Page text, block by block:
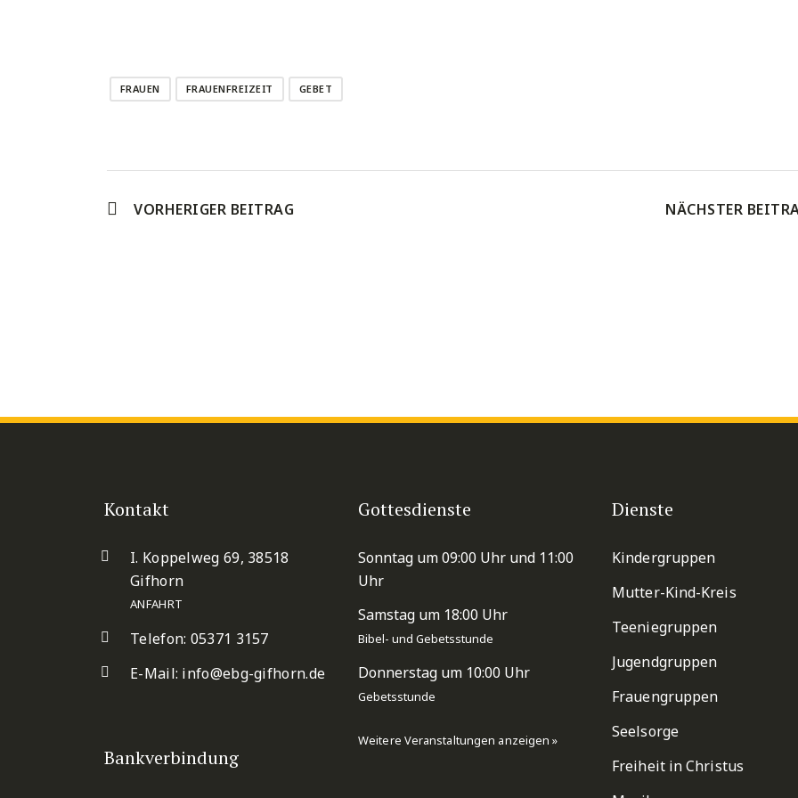
FRAUEN FRAUENFREIZEIT GEBET
VORHERIGER BEITRAG NÄCHSTER
Kontakt
I. Koppelweg 69, 38518
Gifhorn
ANFAHRT
Telefon: 05371 3157
E-Mail: info@ebg-gifhorn.de
Bankverbindung
Gottesdienste
Sonntag um 09:00 Uhr und 11:00
Uhr
Samstag um 18:00 Uhr
Bibel- und Gebetsstunde
Donnerstag um 10:00 Uhr
Gebetsstunde
Weitere Veranstaltungen anzeigen »
Dienste
Kindergruppen
Mutter-Kind-Kreis
Teeniegruppen
Jugendgruppen
Frauengruppen
Seelsorge
Freiheit in Christus